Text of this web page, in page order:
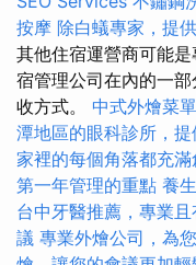
按摩 除白蟻專家，提
其他住宿運營商可能
宿管理公司在內的一
收方式。 中式外燴菜
潭地區的眼科診所，
家裡的每個角落都充滿
第一年管理的重點 養
台中牙醫推薦，專業
議 專業外燴公司，為